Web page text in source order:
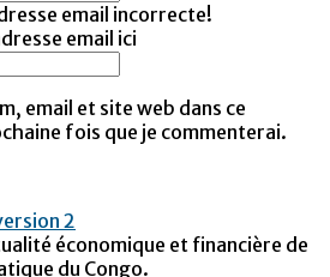
email incorrecte!
email ici
email et site web dans ce
fois que je commenterai.
économique et financière de
du Congo.